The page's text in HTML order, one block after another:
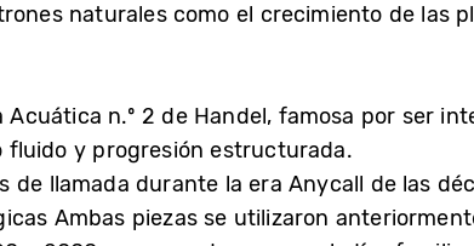
naturales como el crecimiento de las
Acuática n.º 2 de Handel, famosa por ser
fluido y progresión estructurada.
llamada durante la era Anycall de las
Ambas piezas se utilizaron